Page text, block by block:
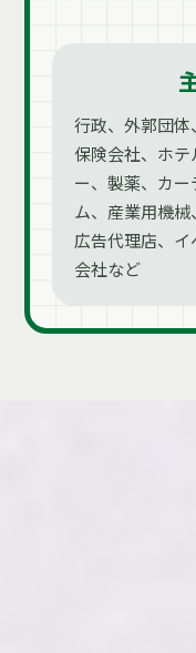
行政、外郭団体
保険会社、ホ
ー、製薬、カ
ム、産業用機械
広告代理店、
会社など